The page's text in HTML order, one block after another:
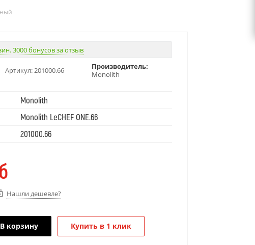
3000 бонусов за отзыв
Артикул:201000.66
Производитель:
Monolith
Monolith
Monolith LeCHEF ONE.66
201000.66
Нашли дешевле?
В корзину Купить в 1 клик